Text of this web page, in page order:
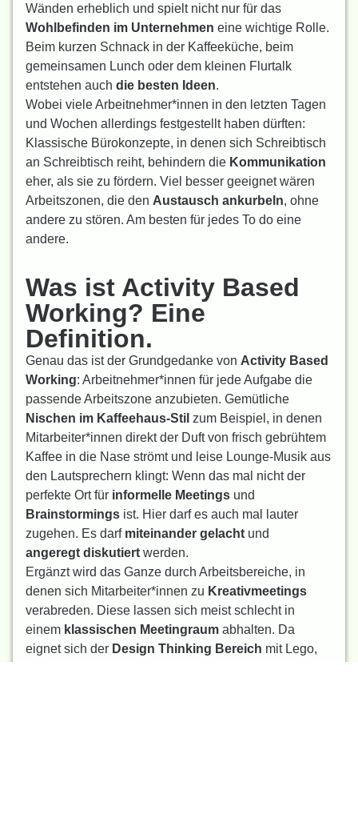
Wänden erheblich und spielt nicht nur für das
Wohlbefinden im Unternehmen eine wichtige Rolle.
Beim kurzen Schnack in der Kaffeeküche, beim
gemeinsamen Lunch oder dem kleinen Flurtalk
entstehen auch die besten Ideen.
Wobei viele Arbeitnehmer*innen in den letzten Tagen
und Wochen allerdings festgestellt haben dürften:
Klassische Bürokonzepte, in denen sich Schreibtisch
an Schreibtisch reiht, behindern die Kommunikation
eher, als sie zu fördern. Viel besser geeignet wären
Arbeitszonen, die den Austausch ankurbeln, ohne
andere zu stören. Am besten für jedes To do eine
andere.
Was ist Activity Based
Working? Eine
Definition.
Genau das ist der Grundgedanke von Activity Based
Working: Arbeitnehmer*innen für jede Aufgabe die
passende Arbeitszone anzubieten. Gemütliche
Nischen im Kaffeehaus-Stil zum Beispiel, in denen
Mitarbeiter*innen direkt der Duft von frisch gebrühtem
Kaffee in die Nase strömt und leise Lounge-Musik aus
den Lautsprechern klingt: Wenn das mal nicht der
perfekte Ort für informelle Meetings und
Brainstormings ist. Hier darf es auch mal lauter
zugehen. Es darf miteinander gelacht und
angeregt diskutiert werden.
Ergänzt wird das Ganze durch Arbeitsbereiche, in
denen sich Mitarbeiter*innen zu Kreativmeetings
verabreden. Diese lassen sich meist schlecht in
einem klassischen Meetingraum abhalten. Da
eignet sich der Design Thinking Bereich mit Lego,